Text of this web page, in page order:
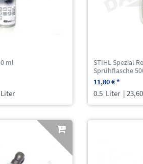
ml
Liter
STIHL Spezial
Sprühflasche
11,80 € *
0.5 Liter |